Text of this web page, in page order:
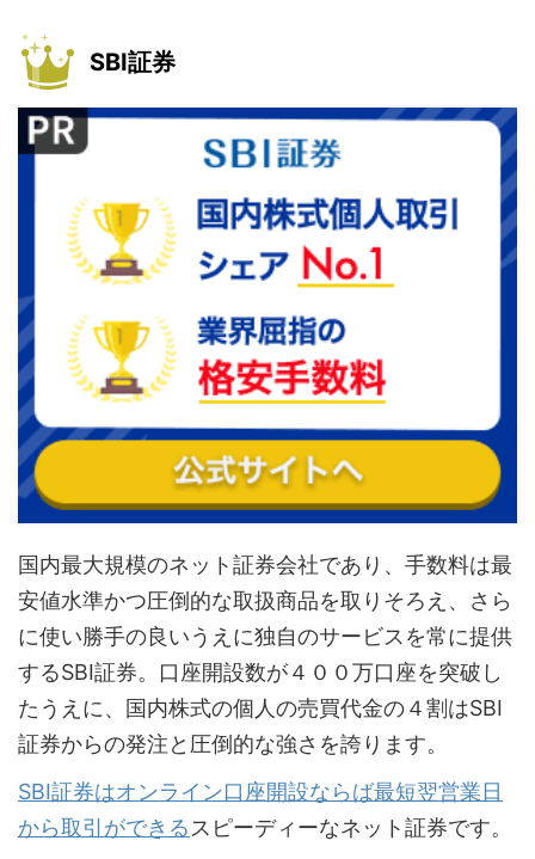
SBI証券
国内最大規模のネット証券会社であり、手数料は最
安値水準かつ圧倒的な取扱商品を取りそろえ、さら
に使い勝手の良いうえに独自のサービスを常に提供
するSBI証券。口座開設数が４００万口座を突破し
たうえに、国内株式の個人の売買代金の４割はSBI
証券からの発注と圧倒的な強さを誇ります。
SBI証券はオンライン口座開設ならば最短翌営業日
から取引ができる スピーディーなネット証券です。